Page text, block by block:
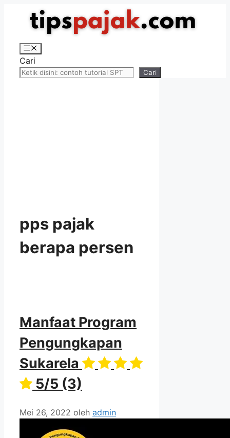
Langsung
Menu
Cari
Cari
pps pajak
berapa persen
Manfaat Program
Pengungkapan
Sukarela
5/5 (3)
Mei 26, 2022 oleh admin